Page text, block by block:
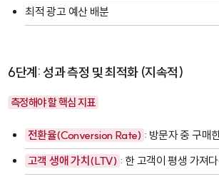
최적 광고 예산 배분
6단계: 성과 측정 및 최적화 (지속적)
측정해야 할 핵심 지표
전환율(Conversion Rate) : 방문자 중 구매
고객 생애 가치(LTV) : 한 고객이 평생 가져